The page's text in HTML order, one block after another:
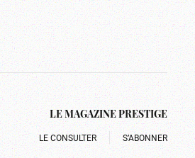
LE MAGAZINE PRESTIGE
LE CONSULTER S’ABONNER